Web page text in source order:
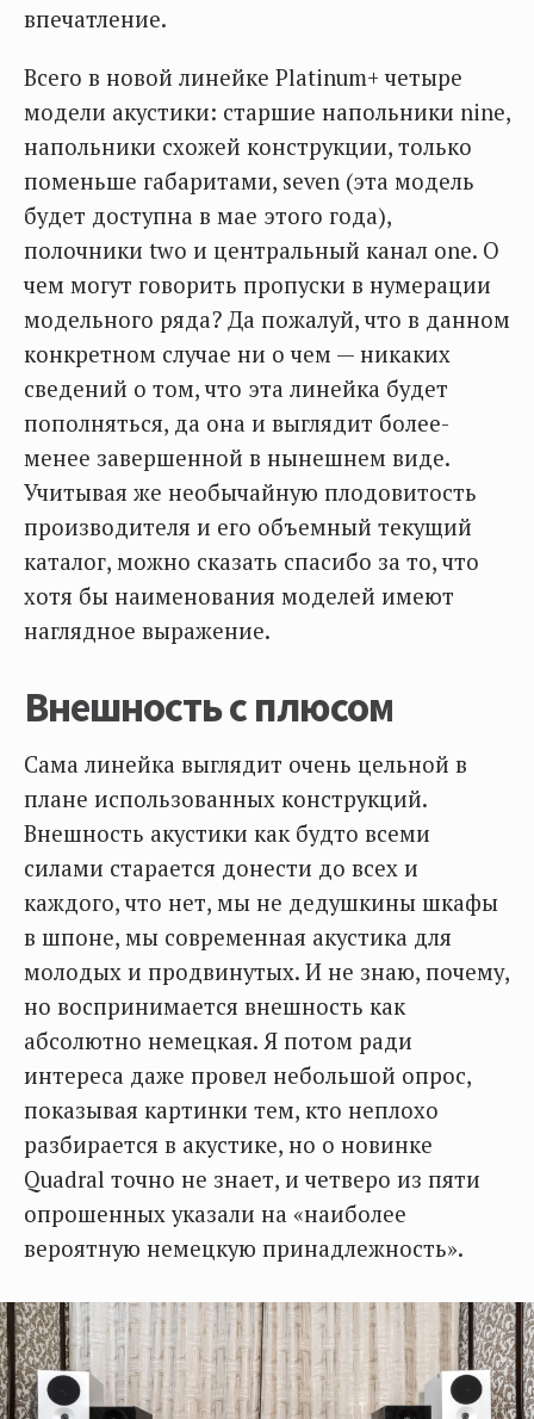
впечатление.
Всего в новой линейке Platinum+ четыре
модели акустики: старшие напольники nine,
напольники схожей конструкции, только
поменьше габаритами, seven (эта модель
будет доступна в мае этого года),
полочники two и центральный канал one. О
чем могут говорить пропуски в нумерации
модельного ряда? Да пожалуй, что в данном
конкретном случае ни о чем — никаких
сведений о том, что эта линейка будет
пополняться, да она и выглядит более-
менее завершенной в нынешнем виде.
Учитывая же необычайную плодовитость
производителя и его объемный текущий
каталог, можно сказать спасибо за то, что
хотя бы наименования моделей имеют
наглядное выражение.
Внешность с плюсом
Сама линейка выглядит очень цельной в
плане использованных конструкций.
Внешность акустики как будто всеми
силами старается донести до всех и
каждого, что нет, мы не дедушкины шкафы
в шпоне, мы современная акустика для
молодых и продвинутых. И не знаю, почему,
но воспринимается внешность как
абсолютно немецкая. Я потом ради
интереса даже провел небольшой опрос,
показывая картинки тем, кто неплохо
разбирается в акустике, но о новинке
Quadral точно не знает, и четверо из пяти
опрошенных указали на «наиболее
вероятную немецкую принадлежность».